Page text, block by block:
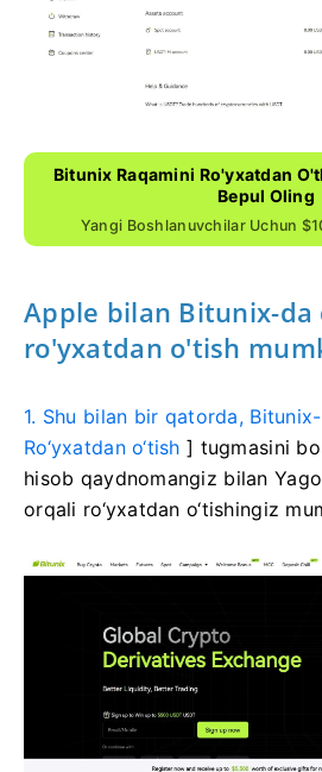
Bitunix Raqamini Ro'yxatdan
Bepul Oling
Yangi Boshlanuvchilar Uchun
Apple bilan Bitunix-da
ro'yxatdan o'tish
1. Shu bilan bir qatorda,
Ro‘yxatdan o‘tish ] tugmasini
hisob qaydnomangiz bilan
orqali ro‘yxatdan o‘tishingiz